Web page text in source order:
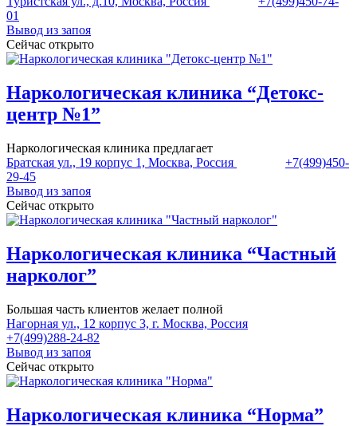
01
Вывод из запоя
Сейчас открыто
Наркологическая клиника “Детокс-
центр №1”
Наркологическая клиника предлагает
Братская ул., 19 корпус 1, Москва, Россия
+7(499)450-
29-45
Вывод из запоя
Сейчас открыто
Наркологическая клиника “Частный
нарколог”
Большая часть клиентов желает полной
Нагорная ул., 12 корпус 3, г. Москва, Россия
+7(499)288-24-82
Вывод из запоя
Сейчас открыто
Наркологическая клиника “Норма”